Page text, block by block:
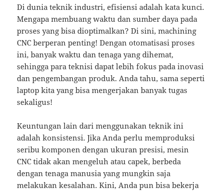
Di dunia teknik industri, efisiensi adalah kata kunci.
Mengapa membuang waktu dan sumber daya pada
proses yang bisa dioptimalkan? Di sini, machining
CNC berperan penting! Dengan otomatisasi proses
ini, banyak waktu dan tenaga yang dihemat,
sehingga para teknisi dapat lebih fokus pada inovasi
dan pengembangan produk. Anda tahu, sama seperti
laptop kita yang bisa mengerjakan banyak tugas
sekaligus!
Keuntungan lain dari menggunakan teknik ini
adalah konsistensi. Jika Anda perlu memproduksi
seribu komponen dengan ukuran presisi, mesin
CNC tidak akan mengeluh atau capek, berbeda
dengan tenaga manusia yang mungkin saja
melakukan kesalahan. Kini, Anda pun bisa bekerja